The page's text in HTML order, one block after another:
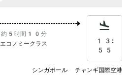
約5時間10分
エコノミークラス
13:
55
シンガポール チャンギ国際空港